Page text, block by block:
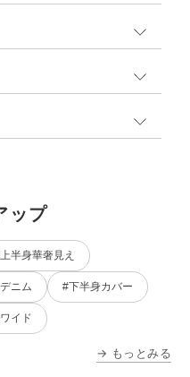
ップ
半身華奢見え
ニム #下半身カバー
イド
→ もっとみる